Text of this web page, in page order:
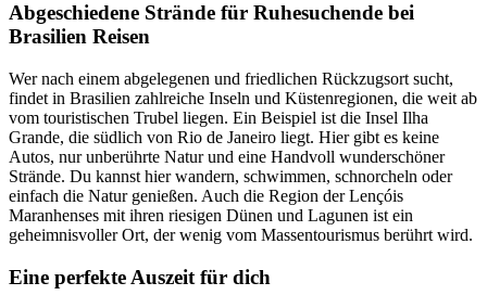
Abgeschiedene Strände für Ruhesuchende bei
Brasilien Reisen
Wer nach einem abgelegenen und friedlichen Rückzugsort sucht,
findet in Brasilien zahlreiche Inseln und Küstenregionen, die weit ab
vom touristischen Trubel liegen. Ein Beispiel ist die Insel Ilha
Grande, die südlich von Rio de Janeiro liegt. Hier gibt es keine
Autos, nur unberührte Natur und eine Handvoll wunderschöner
Strände. Du kannst hier wandern, schwimmen, schnorcheln oder
einfach die Natur genießen. Auch die Region der Lençóis
Maranhenses mit ihren riesigen Dünen und Lagunen ist ein
geheimnisvoller Ort, der wenig vom Massentourismus berührt wird.
Eine perfekte Auszeit für dich